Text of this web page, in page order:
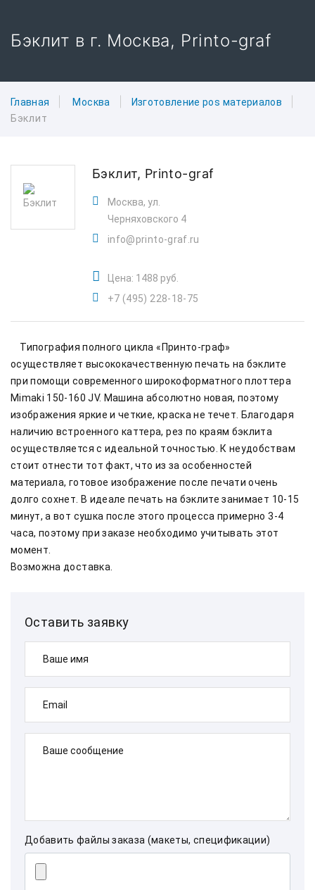
Бэклит в г. Москва, Printo-graf
Главная Москва
Изготовление pos материалов
Бэклит
Бэклит, Printo-graf
Москва, ул.
Черняховского 4
info@printo-graf.ru
Цена: 1488 руб.
+7 (495) 228-18-75
осуществляет высококачественную печать на бэклите
при помощи современного широкоформатного плоттера
Mimaki 150-160 JV. Машина абсолютно новая, поэтому
изображения яркие и четкие, краска не течет. Благодаря
наличию встроенного каттера, рез по краям бэклита
осуществляется с идеальной точностью. К неудобствам
стоит отнести тот факт, что из за особенностей
материала, готовое изображение после печати очень
долго сохнет. В идеале печать на бэклите занимает 10-15
минут, а вот сушка после этого процесса примерно 3-4
часа, поэтому при заказе необходимо учитывать этот
момент.
Возможна доставка.
Оставить заявку
Ваше имя
Email
Ваше сообщение
Добавить файлы заказа (макеты, спецификации)